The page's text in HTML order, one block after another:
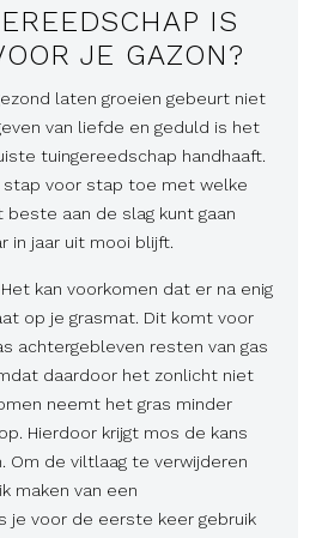
IS
JE GAZON?
laten groeien gebeurt niet
van liefde en geduld is het
tuingereedschap handhaaft.
stap voor stap toe met welke
aan de slag kunt gaan
in jaar uit mooi blijft.
kan voorkomen dat er na enig
op je grasmat. Dit komt voor
achtergebleven resten van gas
daardoor het zonlicht niet
neemt het gras minder
Hierdoor krijgt mos de kans
Om de viltlaag te verwijderen
maken van een
je voor de eerste keer gebruik